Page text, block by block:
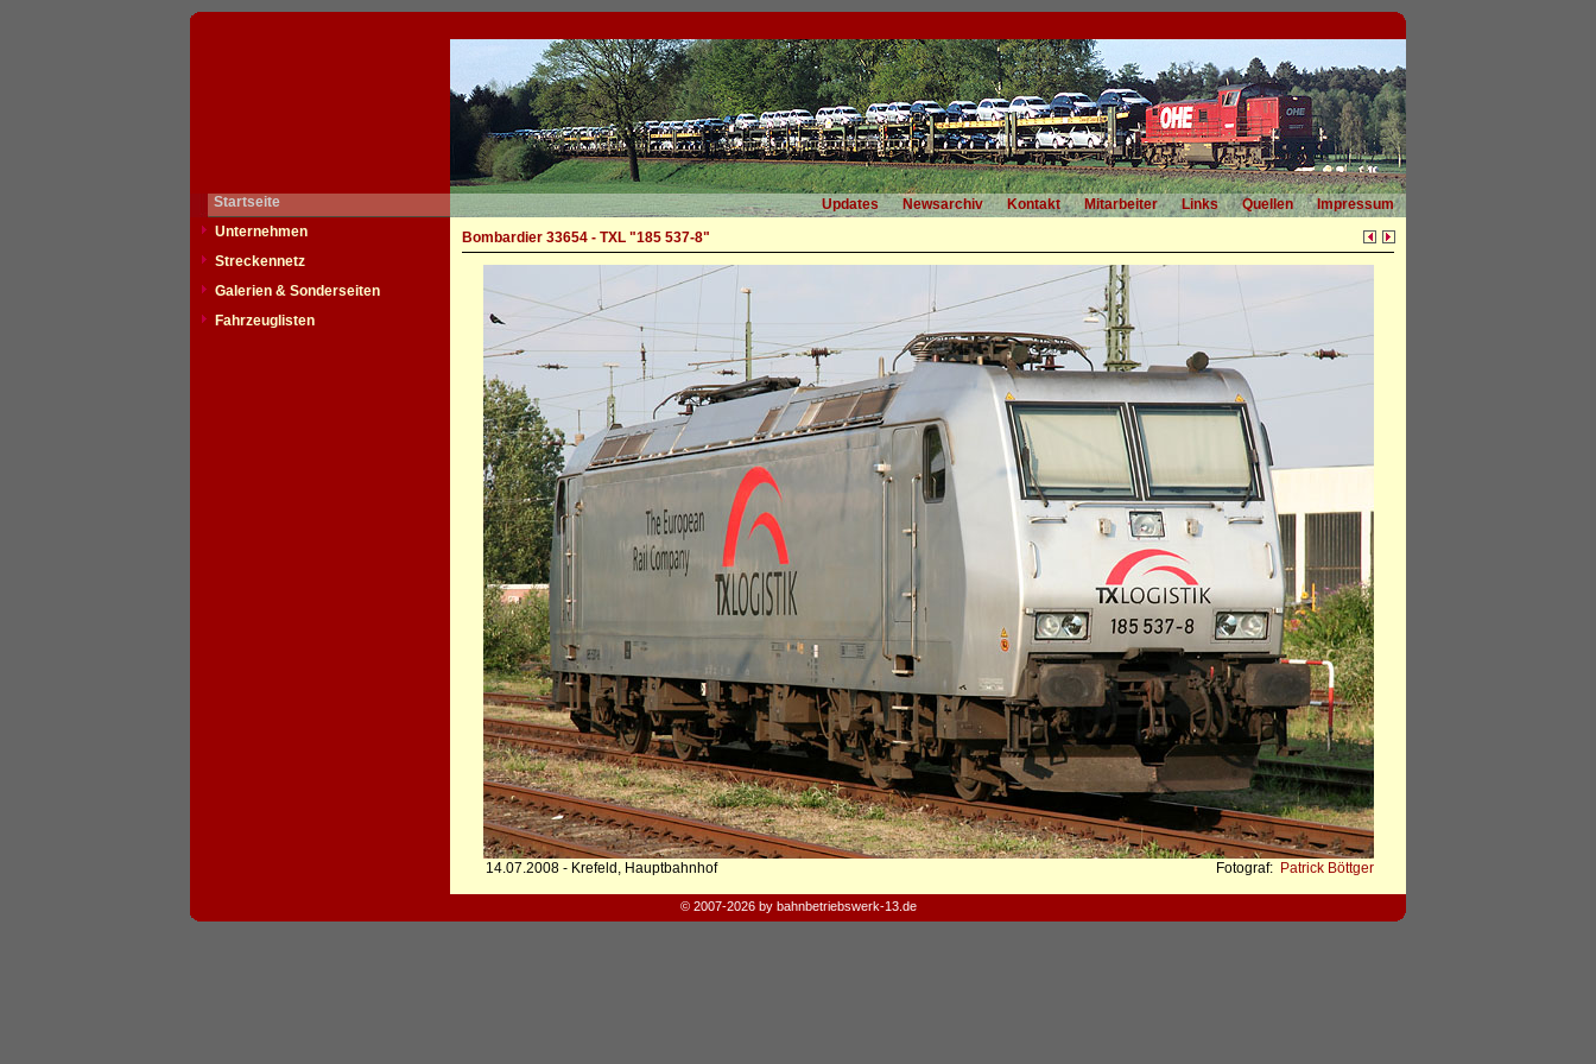
Startseite Updates Newsarchiv Kontakt Mitarbeiter Links Quellen
Impressum
Unternehmen
Streckennetz
Galerien & Sonderseiten
Fahrzeuglisten
Bombardier 33654 - TXL "185 537-8"
14.07.2008 - Krefeld, Hauptbahnhof Fotograf: Patrick Böttger
© 2007-2026 by bahnbetriebswerk-13.de